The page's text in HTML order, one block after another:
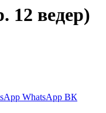
12 ведер)
WhatsApp ВК